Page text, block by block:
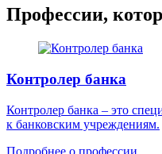
Профессии,
Контролер банка
Контролер банка – это
к банковским учреждениям.
Подробнее о профессии